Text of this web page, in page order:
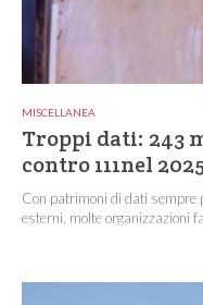
MISCELLANEA
Troppi dati: 243
contro 111nel
Con patrimoni di dati sempre
esterni, molte organizzazioni